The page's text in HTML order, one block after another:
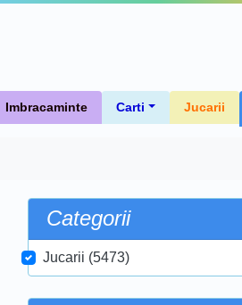
Imbracaminte Carti Jucarii
Categorii
Jucarii (5473)